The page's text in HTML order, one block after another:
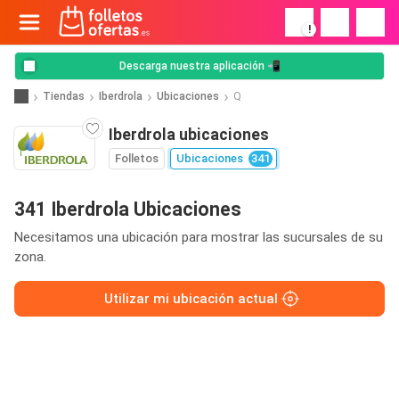
!
Descarga nuestra aplicación 📲
Tiendas Iberdrola Ubicaciones Q
Iberdrola ubicaciones
Folletos Ubicaciones 341
341 Iberdrola Ubicaciones
Necesitamos una ubicación para mostrar las sucursales de su
zona.
Utilizar mi ubicación actual